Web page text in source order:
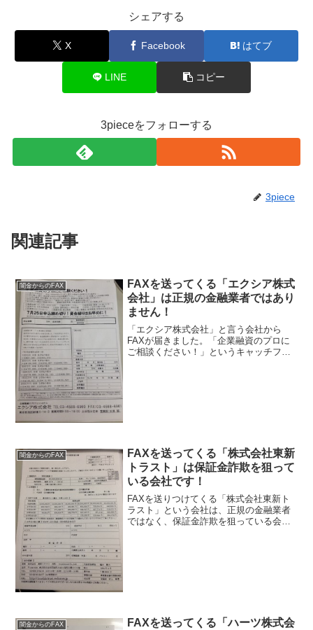
シェアする
X Facebook はてブ
LINE コピー
3pieceをフォローする
3piece
関連記事
闇金からのFAX
FAXを送ってくる「エクシア株式
会社」は正規の金融業者ではあり
ません！
「エクシア株式会社」と言う会社から
FAXが届きました。「企業融資のプロに
ご相談ください！」というキャッチフレ
闇金からのFAX
FAXを送ってくる「株式会社東新
トラスト」は保証金詐欺を狙って
いる会社です！
FAXを送りつけてくる「株式会社東新ト
ラスト」という会社は、正規の金融業者
ではなく、保証金詐欺を狙っている会社
闇金からのFAX
FAXを送ってくる「ハーツ株式会